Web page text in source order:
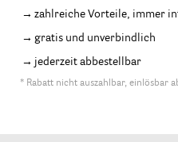
zahlreiche Vorteile, immer
gratis und unverbindlich
jederzeit abbestellbar
* Rabatt nicht auszahlbar, einlösbar